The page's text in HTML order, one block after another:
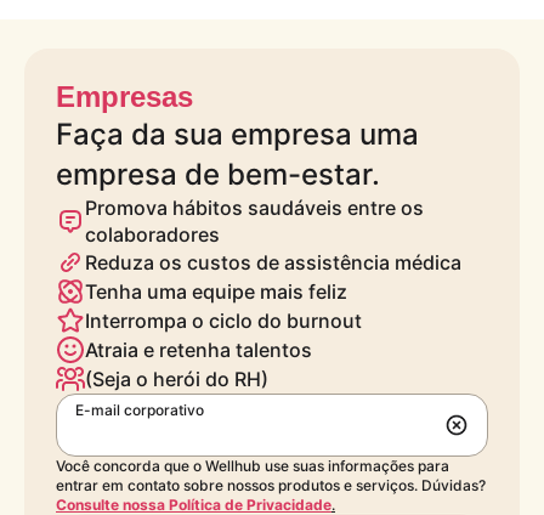
Empresas
Faça da sua empresa uma
empresa de bem-estar.
Promova hábitos saudáveis entre os
colaboradores
Reduza os custos de assistência médica
Tenha uma equipe mais feliz
Interrompa o ciclo do burnout
Atraia e retenha talentos
(Seja o herói do RH)
E-mail corporativo
Você concorda que o Wellhub use suas informações para
entrar em contato sobre nossos produtos e serviços. Dúvidas?
Consulte nossa Política de Privacidade.